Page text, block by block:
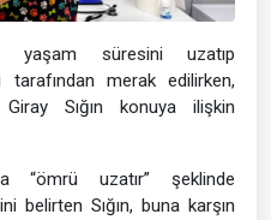
yaşam süresini uzatıp
tarafından merak edilirken,
Sığın konuya ilişkin
“ömrü uzatır” şeklinde
belirten Sığın, buna karşın